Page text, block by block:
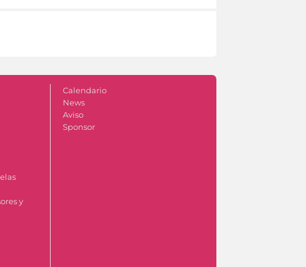
y
Calendario
News
Aviso
Sponsor